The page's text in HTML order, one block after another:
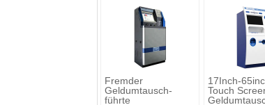
Fremder
Geldumtausch-
führte
17Inch-
Touch